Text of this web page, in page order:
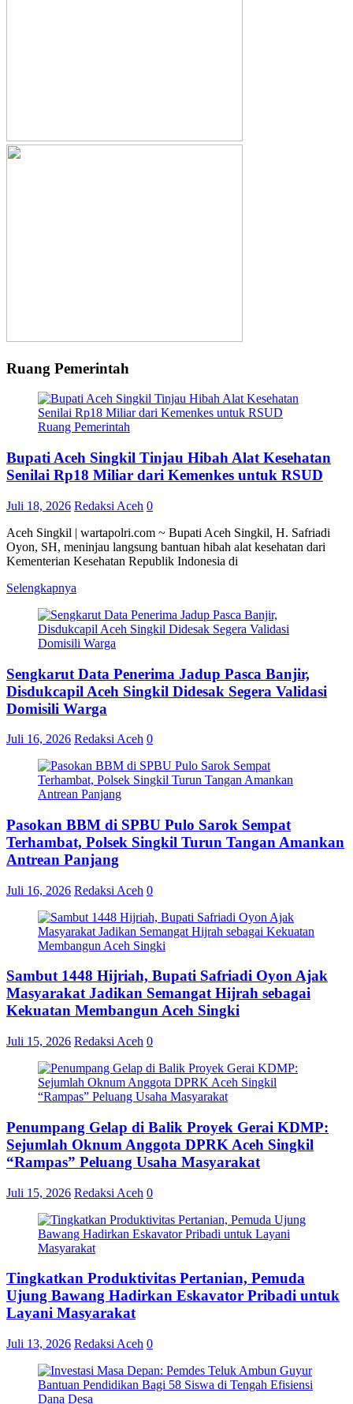
Ruang Pemerintah
Ruang Pemerintah
Bupati Aceh Singkil Tinjau Hibah Alat Kesehatan
Senilai Rp18 Miliar dari Kemenkes untuk RSUD
Juli 18, 2026 Redaksi Aceh 0
Aceh Singkil | wartapolri.com ~ Bupati Aceh Singkil, H. Safriadi
Oyon, SH, meninjau langsung bantuan hibah alat kesehatan dari
Kementerian Kesehatan Republik Indonesia di
Selengkapnya
Sengkarut Data Penerima Jadup Pasca Banjir,
Disdukcapil Aceh Singkil Didesak Segera Validasi
Domisili Warga
Juli 16, 2026 Redaksi Aceh 0
Pasokan BBM di SPBU Pulo Sarok Sempat
Terhambat, Polsek Singkil Turun Tangan Amankan
Antrean Panjang
Juli 16, 2026 Redaksi Aceh 0
Sambut 1448 Hijriah, Bupati Safriadi Oyon Ajak
Masyarakat Jadikan Semangat Hijrah sebagai
Kekuatan Membangun Aceh Singki
Juli 15, 2026 Redaksi Aceh 0
Penumpang Gelap di Balik Proyek Gerai KDMP:
Sejumlah Oknum Anggota DPRK Aceh Singkil
“Rampas” Peluang Usaha Masyarakat
Juli 15, 2026 Redaksi Aceh 0
Tingkatkan Produktivitas Pertanian, Pemuda
Ujung Bawang Hadirkan Eskavator Pribadi untuk
Layani Masyarakat
Juli 13, 2026 Redaksi Aceh 0